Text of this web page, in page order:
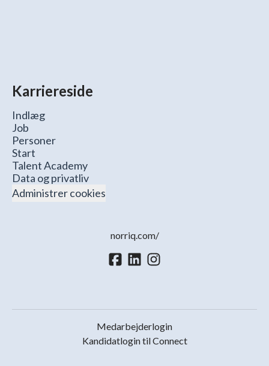
Karriereside
Indlæg
Job
Personer
Start
Talent Academy
Data og privatliv
Administrer cookies
norriq.com/
Medarbejderlogin
Kandidatlogin til Connect